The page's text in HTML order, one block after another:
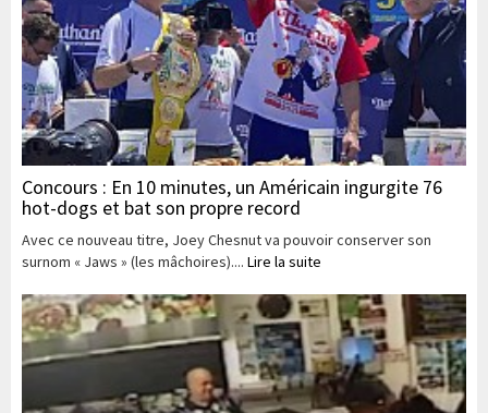
Concours : En 10 minutes, un Américain ingurgite 76
hot-dogs et bat son propre record
Avec ce nouveau titre, Joey Chesnut va pouvoir conserver son
surnom « Jaws » (les mâchoires).... Lire la suite